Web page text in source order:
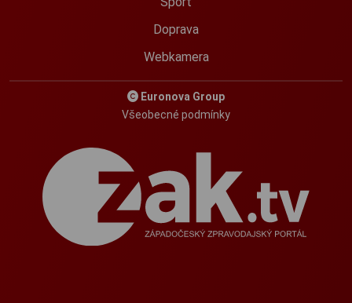
Doprava
Webkamera
Euronova Group
Všeobecné podmínky